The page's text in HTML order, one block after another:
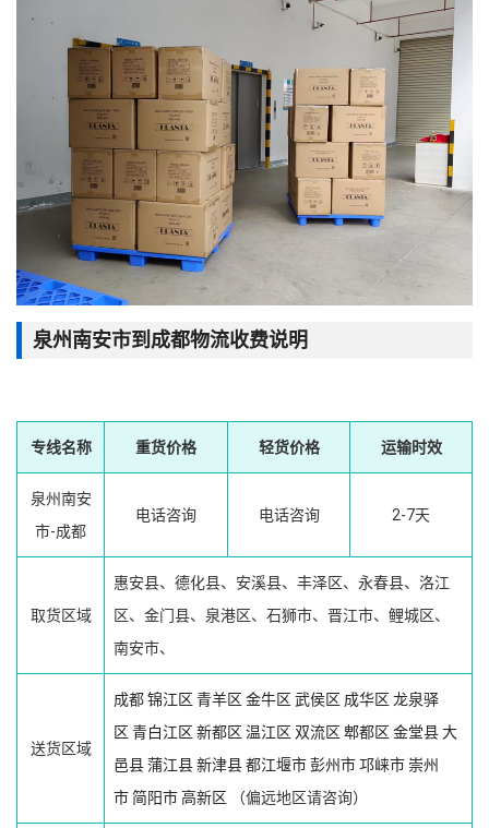
泉州南安市到成都物流收费说明
专线名称 重货价格 轻货价格 运输时效
泉州南安
市-成都
电话咨询 电话咨询 2-7天
取货区域
惠安县、德化县、安溪县、丰泽区、永春县、洛江
区、金门县、泉港区、石狮市、晋江市、鲤城区、
南安市、
送货区域
成都锦江区 青羊区 金牛区 武侯区 成华区 龙泉驿
区 青白江区 新都区 温江区 双流区 郫都区 金堂县大
邑县蒲江县新津县都江堰市彭州市邛崃市 崇州
市简阳市高新区 （偏远地区请咨询）